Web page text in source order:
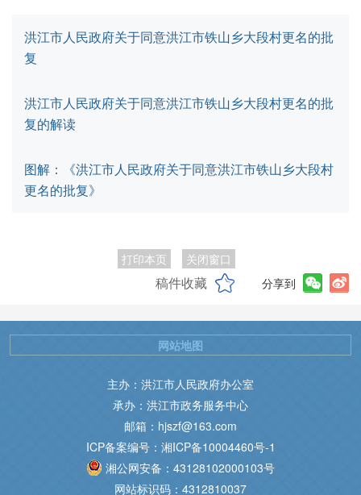
洪江市人民政府关于同意洪江市铁山乡大段村更名的批
复
洪江市人民政府关于同意洪江市铁山乡大段村更名的批
复的解读
图解：《洪江市人民政府关于同意洪江市铁山乡大段村
更名的批复》
打印本页 关闭窗口
稿件收藏 分享到
主办：洪江市人民政府办公室
承办：洪江市政务服务中心
邮箱：hjszf@163.com
ICP备案编号：湘ICP备10004460号-1
湘公网安备：43128102000103号
网站标识码：4312810037
网站地图